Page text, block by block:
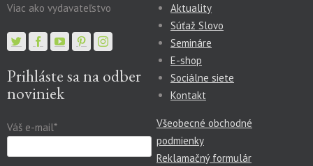
Viac ako vydavateľstvo
Prihláste sa na odber
noviniek
Váš e-mail*
Aktuality
Súťaž Slovo
Semináre
E-shop
Sociálne siete
Kontakt
Všeobecné obchodné
podmienky
Reklamačný formulár